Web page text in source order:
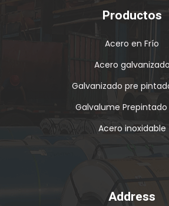
Productos
Acero en Frío
Acero galvanizado
Galvanizado pre
Galvalume Prepintado
Acero inoxidable
Address